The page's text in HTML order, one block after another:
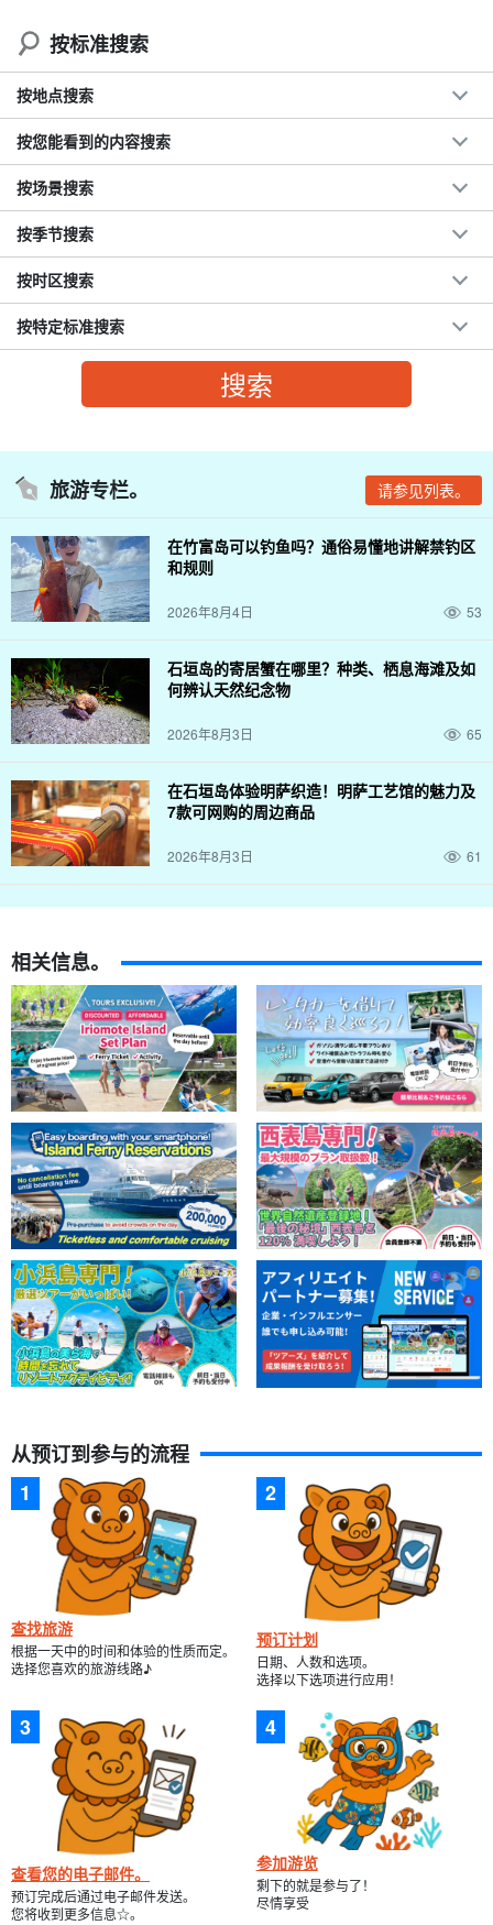
按标准搜索
按地点搜索
按您能看到的内容搜索
按场景搜索
按季节搜索
按时区搜索
按特定标准搜索
旅游专栏。 请参见列表。
在竹富岛可以钓鱼吗？通俗易懂地讲解禁钓区
和规则
2026年8月4日 53
石垣岛的寄居蟹在哪里？种类、栖息海滩及如
何辨认天然纪念物
2026年8月3日 65
在石垣岛体验明萨织造！明萨工艺馆的魅力及
7款可网购的周边商品
2026年8月3日 61
相关信息。
从预订到参与的流程
查找旅游
根据一天中的时间和体验的性质而定。
选择您喜欢的旅游线路♪
预订计划
日期、人数和选项。
选择以下选项进行应用！
查看您的电子邮件。
预订完成后通过电子邮件发送。
您将收到更多信息☆。
参加游览
剩下的就是参与了！
尽情享受